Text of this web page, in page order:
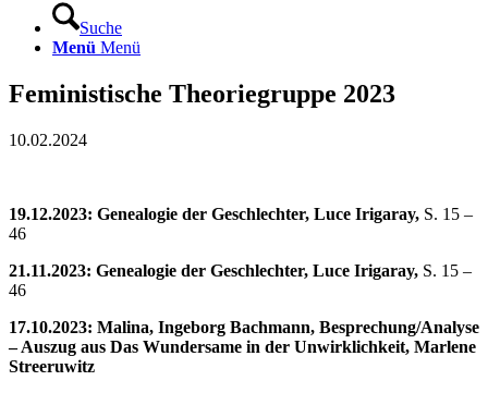
Suche
Menü Menü
Feministische Theoriegruppe 2023
10.02.2024
19.12.2023: Genealogie der Geschlechter, Luce Irigaray, S. 15 –
46
21.11.2023: Genealogie der Geschlechter, Luce Irigaray, S. 15 –
46
17.10.2023: Malina, Ingeborg Bachmann, Besprechung/Analyse
– Auszug aus Das Wundersame in der Unwirklichkeit, Marlene
Streeruwitz